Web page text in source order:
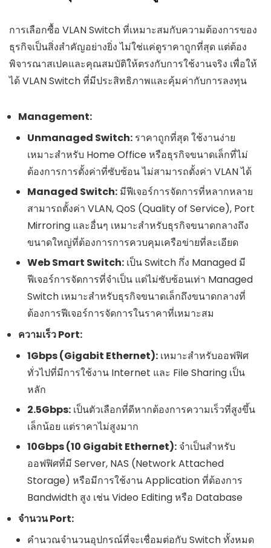
การเลือกซื้อ VLAN Switch ที่เหมาะสมกับความต้องการของ
ธุรกิจเป็นสิ่งสำคัญอย่างยิ่ง ไม่ใช่แค่ดูราคาถูกที่สุด แต่ต้อง
พิจารณาสเปคและคุณสมบัติให้ตรงกับการใช้งานจริง เพื่อให้
ได้ VLAN Switch ที่มีประสิทธิภาพและคุ้มค่ากับการลงทุน
Management:
Unmanaged Switch: ราคาถูกที่สุด ใช้งานง่าย
เหมาะสำหรับ Home Office หรือธุรกิจขนาดเล็กที่ไม่
ต้องการการตั้งค่าที่ซับซ้อน ไม่สามารถตั้งค่า VLAN ได้
Managed Switch: มีฟีเจอร์การจัดการที่หลากหลาย
สามารถตั้งค่า VLAN, QoS (Quality of Service), Port
Mirroring และอื่นๆ เหมาะสำหรับธุรกิจขนาดกลางถึง
ขนาดใหญ่ที่ต้องการการควบคุมเครือข่ายที่ละเอียด
Web Smart Switch: เป็น Switch กึ่ง Managed มี
ฟีเจอร์การจัดการที่จำเป็น แต่ไม่ซับซ้อนเท่า Managed
Switch เหมาะสำหรับธุรกิจขนาดเล็กถึงขนาดกลางที่
ต้องการฟีเจอร์การจัดการในราคาที่เหมาะสม
ความเร็ว Port:
1Gbps (Gigabit Ethernet): เหมาะสำหรับออฟฟิศ
ทั่วไปที่มีการใช้งาน Internet และ File Sharing เป็น
หลัก
2.5Gbps: เป็นตัวเลือกที่ดีหากต้องการความเร็วที่สูงขึ้น
เล็กน้อย แต่ราคาไม่สูงมาก
10Gbps (10 Gigabit Ethernet): จำเป็นสำหรับ
ออฟฟิศที่มี Server, NAS (Network Attached
Storage) หรือมีการใช้งาน Application ที่ต้องการ
Bandwidth สูง เช่น Video Editing หรือ Database
จำนวน Port:
คำนวณจำนวนอุปกรณ์ที่จะเชื่อมต่อกับ Switch ทั้งหมด